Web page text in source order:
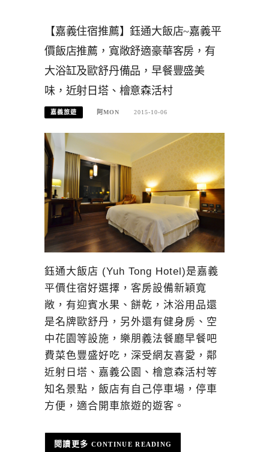
【嘉義住宿推薦】鈺通大飯店~嘉義平
價飯店推薦，寬敞舒適豪華客房，有
大浴缸及歐舒丹備品，早餐豐盛美
味，近射日塔、檜意森活村
嘉義旅遊 阿MON 2015-10-06
鈺通大飯店 (Yuh Tong Hotel)是嘉義
平價住宿好選擇，客房設備新穎寬
敞，有迎賓水果、餅乾，沐浴用品還
是名牌歐舒丹，另外還有健身房、空
中花園等設施，樂朋義法餐廳早餐吧
費菜色豐盛好吃，深受網友喜愛，鄰
近射日塔、嘉義公園、檜意森活村等
知名景點，飯店有自己停車場，停車
方便，適合開車旅遊的遊客。
CONTINUE READING